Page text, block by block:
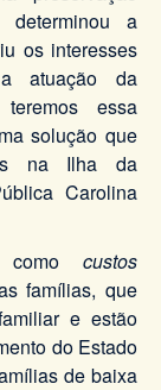
a
os interesses
atuação da
essa
solução que
na Ilha da
Carolina
como custos
famílias, que
e estão
do Estado
de baixa